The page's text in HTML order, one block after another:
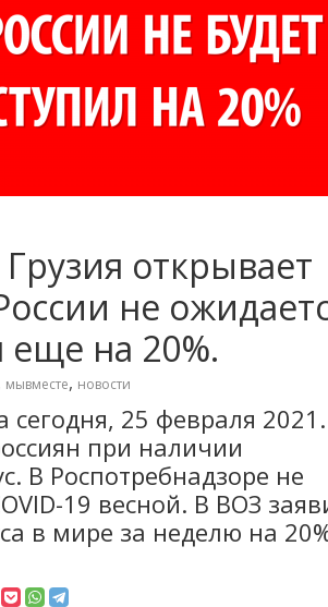
открывает
не
еще на 20%.
мывместе, новости
сегодня, 25 февраля 2021.
при наличии
В Роспотребнадзоре не
19 весной. В ВОЗ
в мире за неделю на